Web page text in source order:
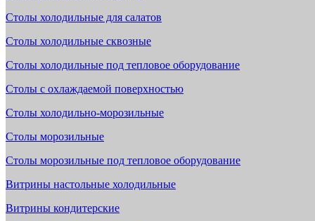
Столы холодильные для салатов
Столы холодильные сквозные
Столы холодильные под тепловое оборудование
Столы с охлаждаемой поверхностью
Столы холодильно-морозильные
Столы морозильные
Столы морозильные под тепловое оборудование
Витрины настольные холодильные
Витрины кондитерские